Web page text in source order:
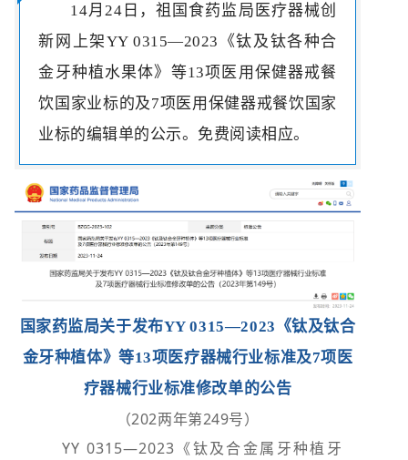
14月24日，祖国食药监局医疗器械创
新网上架YY 0315—2023《钛及钛各种合
金牙种植水果体》等13项医用保健器戒餐
饮国家业标的及7项医用保健器戒餐饮国家
业标的编辑单的公示。免费阅读相应。
国家药监局关于发布YY 0315—2023《钛及钛合
金牙种植体》等13项医疗器械行业标准及7项医
疗器械行业标准修改单的公告
（202两年第249号）
YY 0315—2023《钛及合金属牙种植牙